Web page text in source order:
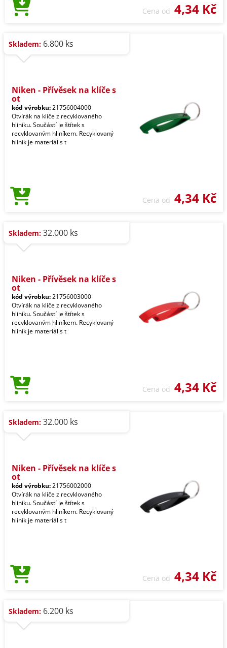
Cena od 4,34 Kč
Skladem: 6.800 ks
Niken - Přívěsek na klíče s
ot
kód výrobku:21756004000
Otvírák na klíče z recyklovaného
hliníku. Součástí je štítek s
recyklovaným hliníkem. Recyklovaný
hliník je materiál s t
Cena od 4,34 Kč
Skladem: 32.000 ks
Niken - Přívěsek na klíče s
ot
kód výrobku:21756003000
Otvírák na klíče z recyklovaného
hliníku. Součástí je štítek s
recyklovaným hliníkem. Recyklovaný
hliník je materiál s t
Cena od 4,34 Kč
Skladem: 32.000 ks
Niken - Přívěsek na klíče s
ot
kód výrobku:21756002000
Otvírák na klíče z recyklovaného
hliníku. Součástí je štítek s
recyklovaným hliníkem. Recyklovaný
hliník je materiál s t
Cena od 4,34 Kč
Skladem: 6.200 ks